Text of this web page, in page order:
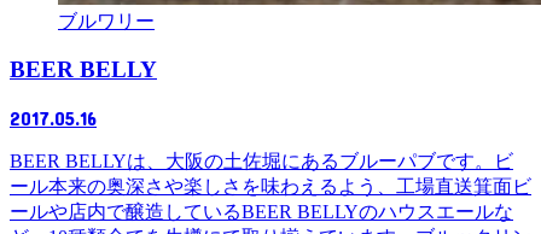
ブルワリー
BEER BELLY
2017.05.16
BEER BELLYは、大阪の土佐堀にあるブルーパブです。ビ
ール本来の奥深さや楽しさを味わえるよう、工場直送箕面ビ
ールや店内で醸造しているBEER BELLYのハウスエールな